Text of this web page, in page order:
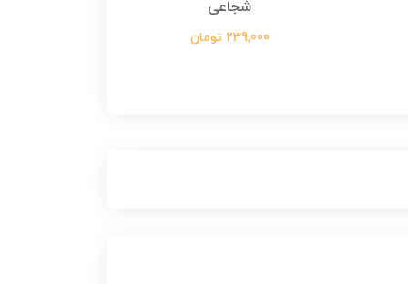
شجاعی
239,000 تومان